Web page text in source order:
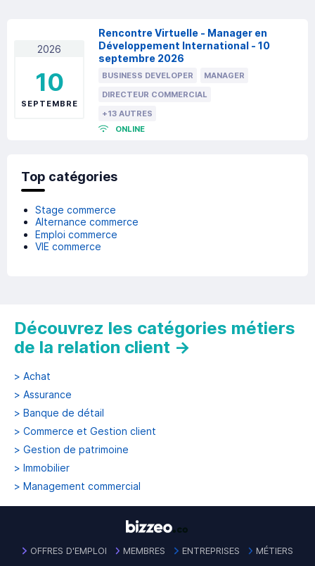
2026
10
SEPTEMBRE
Rencontre Virtuelle - Manager en
Développement International - 10
septembre 2026
BUSINESS DEVELOPER
MANAGER
DIRECTEUR COMMERCIAL
+13 AUTRES
ONLINE
Top catégories
Stage commerce
Alternance commerce
Emploi commerce
VIE commerce
Découvrez les catégories métiers
de la relation client →
> Achat
> Assurance
> Banque de détail
> Commerce et Gestion client
> Gestion de patrimoine
> Immobilier
> Management commercial
OFFRES D'EMPLOI MEMBRES ENTREPRISES MÉTIERS